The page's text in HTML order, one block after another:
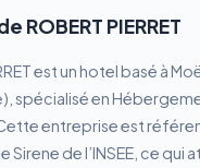
ROBERT PIERRET
est un hotel basé à
spécialisé en
entreprise est
Sirene de l’INSEE, ce qui